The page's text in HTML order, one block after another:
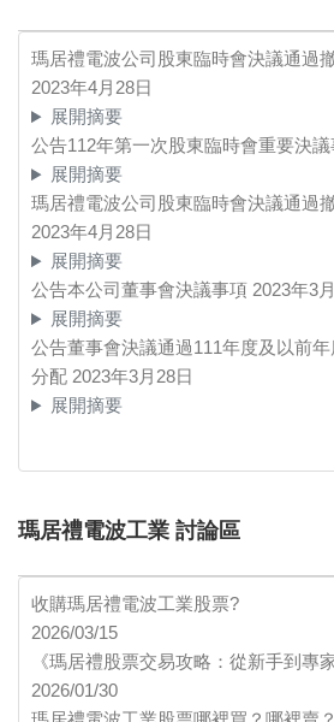
瑪居禮電波公司股東臨時會決議通過
2023年4月28日
展開摘要
公告112年第一次股東臨時會重要決
展開摘要
瑪居禮電波公司股東臨時會決議通過
2023年4月28日
展開摘要
公告本公司董事會決議事項 2023年3
展開摘要
公告董事會決議通過111年度及以前
分配 2023年3月28日
展開摘要
瑪居禮電波工業 討論區
收購瑪居禮電波工業股票?
2026/03/15
《瑪居禮股票交易攻略：從新手到專
2026/01/30